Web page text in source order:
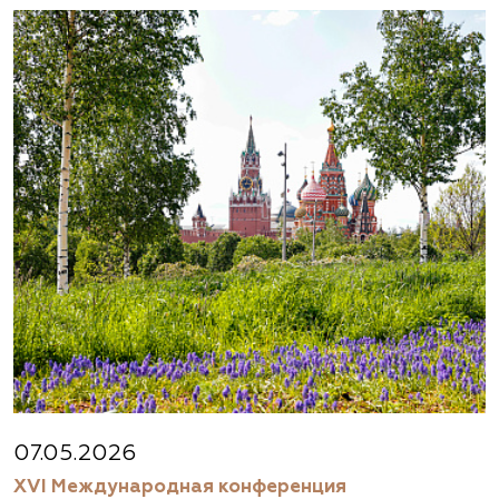
07.05.2026
XVI Международная конференция